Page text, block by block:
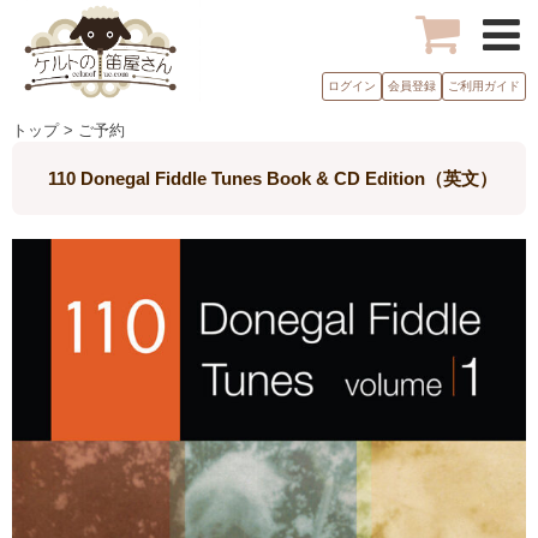
ログイン 会員登録 ご利用ガイド
トップ > ご予約
110 Donegal Fiddle Tunes Book & CD Edition（英文）